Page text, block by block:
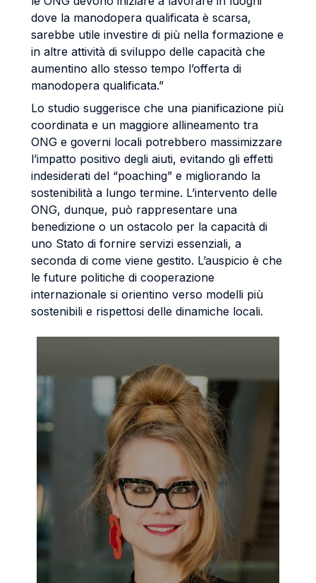
dove la manodopera qualificata è scarsa,
sarebbe utile investire di più nella formazione e
in altre attività di sviluppo delle capacità che
aumentino allo stesso tempo l’offerta di
manodopera qualificata.”
Lo studio suggerisce che una pianificazione più
coordinata e un maggiore allineamento tra
ONG e governi locali potrebbero massimizzare
l’impatto positivo degli aiuti, evitando gli effetti
indesiderati del “poaching” e migliorando la
sostenibilità a lungo termine. L’intervento delle
ONG, dunque, può rappresentare una
benedizione o un ostacolo per la capacità di
uno Stato di fornire servizi essenziali, a
seconda di come viene gestito. L’auspicio è che
le future politiche di cooperazione
internazionale si orientino verso modelli più
sostenibili e rispettosi delle dinamiche locali.